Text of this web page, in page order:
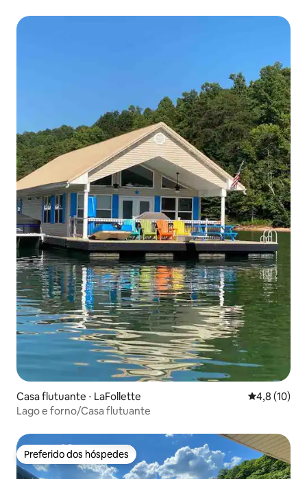
Casa flutuante ⋅ LaFollette 4,8 de uma
4,8 (10)
Lago e forno/Casa flutuante
Preferido dos hóspedes
Preferido dos hóspedes